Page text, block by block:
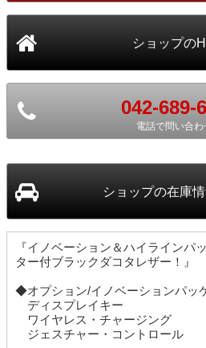
042-689-
電話で問い合わ
ショップの在庫
『イノベーション＆ハイライン
ター付ブラックダコタレザー！』
◆オプション/イノベーションパッ
ディスプレイキー
ワイヤレス・チャージング
ジェスチャー・コントロール